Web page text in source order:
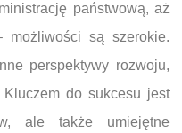
państwową, aż
możliwości są szerokie.
perspektywy rozwoju,
do sukcesu jest
ale także umiejętne